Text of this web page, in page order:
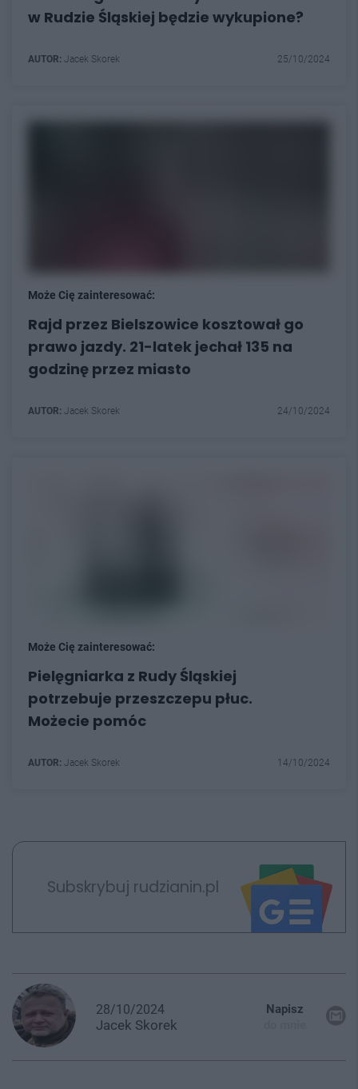
w Rudzie Śląskiej będzie wykupione?
AUTOR: Jacek Skorek 25/10/2024
Może Cię zainteresować:
Rajd przez Bielszowice kosztował go
prawo jazdy. 21-latek jechał 135 na
godzinę przez miasto
AUTOR: Jacek Skorek 24/10/2024
Może Cię zainteresować:
Pielęgniarka z Rudy Śląskiej
potrzebuje przeszczepu płuc.
Możecie pomóc
AUTOR: Jacek Skorek 14/10/2024
Subskrybuj rudzianin.pl
28/10/2024
Jacek Skorek
Napisz